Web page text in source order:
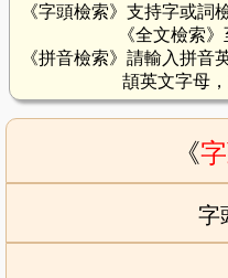
《字頭檢索》支持字或詞
《全文檢索
《拼音檢索》請輸入拼音
頡英文字母
《
字